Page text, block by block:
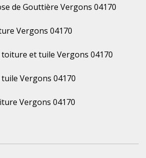
de Gouttière Vergons 04170
Vergons 04170
et tuile Vergons 04170
Vergons 04170
Vergons 04170